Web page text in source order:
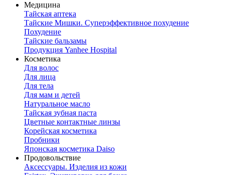
Медицина
Тайская аптека
Тайские Мишки. Суперэффективное похудение
Похудение
Тайские бальзамы
Продукция Yanhee Hospital
Косметика
Для волос
Для лица
Для тела
Для мам и детей
Натуральное масло
Тайская зубная паста
Цветные контактные линзы
Корейская косметика
Пробники
Японская косметика Daiso
Продовольствие
Аксессуары. Изделия из кожи